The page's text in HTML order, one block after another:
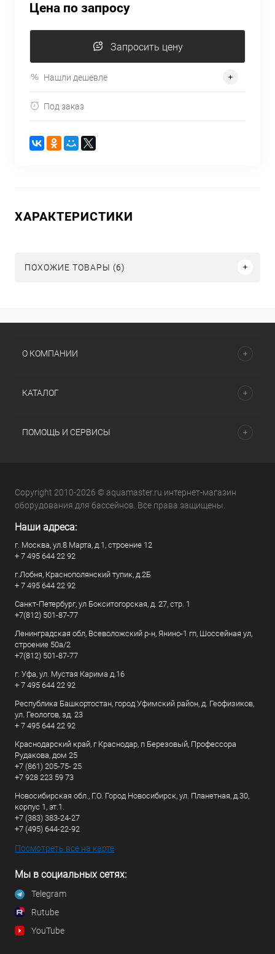
Цена по запросу
Запросить цену
Нашли дешевле
Под заказ
ХАРАКТЕРИСТИКИ
ПОХОЖИЕ ТОВАРЫ (6)
О КОМПАНИИ
КАТАЛОГ
ПОМОЩЬ И СЕРВИСЫ
Copyright 2010-2026 © aquamaster.ru интернет-магазин
оборудования для бассейнов. Все права защищены.
Наши адреса:
г. Москва, ул.8 Марта, д.1, строение 12
+ 7 495 644 22 92
г.Лобня, Краснополянский тупик, д.2Б
+ 7 495 644 22 92
Санкт-Петербург, ул Бокситогорская, д. 27, стр. 1
+7(812) 501-87-77
Ленинградская обл, Всеволожский р-н, Янино-1 гп, Шоссейная ул,
строение 50а/2
+7(812) 501-87-77
г. Уфа, ул. Мустая Карима д.16
+ 7 495 644 22 92
Республика Башкортостан, город Уфимский район, д. Геофизиков,
ул. Геологов, зд. 23
+ 7 495 644 22 92
Краснодарский край, г Краснодар, п Березовый, Профессора
Рудакова, дом 25
+7 (861) 205-75- 25
+7 928 223 59 73
Новосибирская обл., Г.О. Город Новосибирск, ул. Планетная, д.30,
корпус 1, эт.1.
+7 (383) 383-24-27
+7 (495) 644-22-92
Посмотреть все на карте
Мы в социальных сетях:
Telegram
Rutube
YouTube